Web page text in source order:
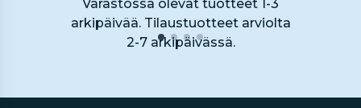
Varastossa olevat tuotteet 1-3
arkipäivää. Tilaustuotteet arviolta
2-7 arkipäivässä.